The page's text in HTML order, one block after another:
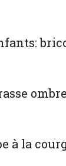
à la